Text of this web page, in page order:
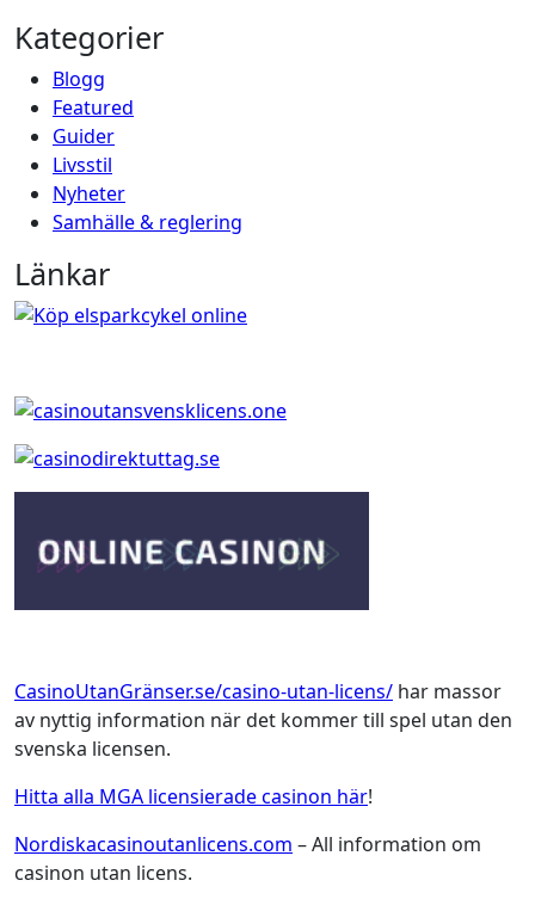
Kategorier
Blogg
Featured
Guider
Livsstil
Nyheter
Samhälle & reglering
Länkar
CasinoUtanGränser.se/casino-utan-licens/ har massor
av nyttig information när det kommer till spel utan den
svenska licensen.
Hitta alla MGA licensierade casinon här!
Nordiskacasinoutanlicens.com – All information om
casinon utan licens.